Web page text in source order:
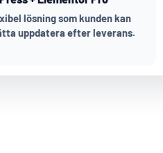
lösning som kunden kan
uppdatera efter leverans.